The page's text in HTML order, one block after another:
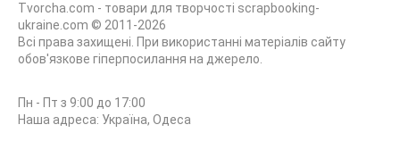
Tvorcha.com - товари для творчості scrapbooking-
ukraine.com © 2011-2026
Всі права захищені. При використанні матеріалів сайту
обов'язкове гіперпосилання на джерело.
Пн - Пт з 9:00 до 17:00
Наша адреса: Україна, Одеса